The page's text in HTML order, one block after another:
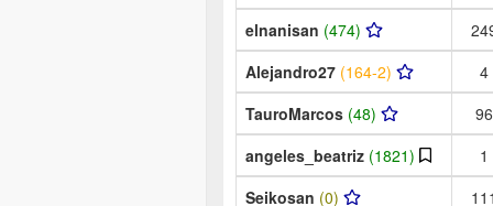
elnanisan (474)
Alejandro27 (164-2)
4
TauroMarcos (48)
96
angeles_beatriz (1821)
1
Seikosan (0)